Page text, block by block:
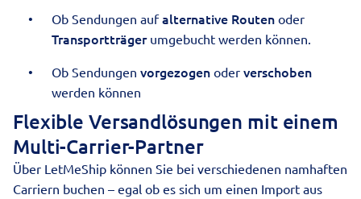
Ob Sendungen aufalternative Routen oder
Transportträgerumgebucht werden können.
Ob Sendungen vorgezogen oder verschoben
werden können
Flexible Versandlösungen mit einem
Multi-Carrier-Partner
Über LetMeShip können Sie bei verschiedenen namhaften
Carriern buchen – egal ob es sich um einen Import aus